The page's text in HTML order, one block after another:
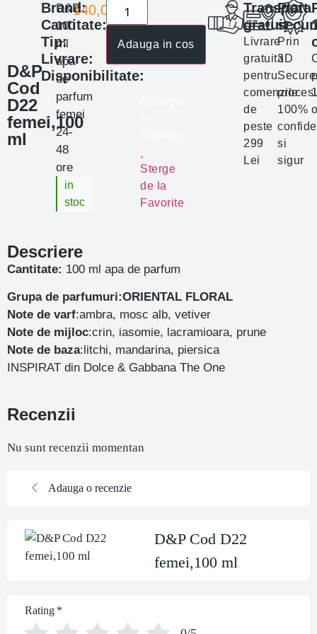
D&P
Cod
D22
femei,100
ml
Brand:
Cantitate:
Tip:
Livrare:
Disponibilitate:
D&P
100
ml
apa
de
parfum
femei
24-
48
ore
in
stoc
140,00 lei
Adauga in cos
Sterge
de la
Favorite
Transport
gratuit
Livrare
gratuita
pentru
comenzile
de
peste
299
Lei
Plata
Prin
3D
100%
si
sigur
Descriere
Cantitate: 100 ml apa de parfum
Grupa de parfumuri:ORIENTAL FLORAL
Note de varf:ambra, mosc alb, vetiver
Note de mijloc:crin, iasomie, lacramioara, prune
Note de baza:litchi, mandarina, piersica
INSPIRAT din Dolce & Gabbana The One
Recenzii
Nu sunt recenzii momentan
Adauga o recenzie
D&P Cod D22
femei,100 ml
Rating *